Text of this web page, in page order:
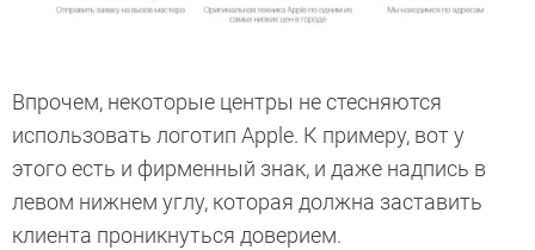
Впрочем, некоторые центры не стесняются
использовать логотип Apple. К примеру, вот у
этого есть и фирменный знак, и даже надпись в
левом нижнем углу, которая должна заставить
клиента проникнуться доверием.